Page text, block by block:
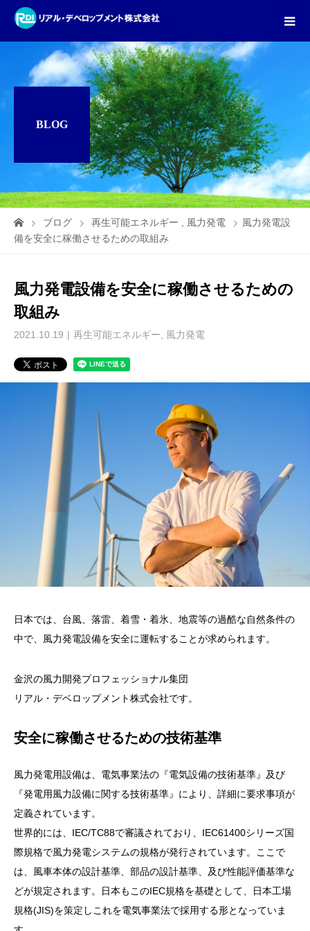
BLOG
ブログ 再生可能エネルギー 風力発電
風力発電設
備を安全に稼働させるための取組み
風力発電設備を安全に稼働させるための
取組み
2021.10.19 再生可能エネルギー 風力発電
日本では、台風、落雷、着雪・着氷、地震等の過酷な自然条件の
中で、風力発電設備を安全に運転することが求められます。
金沢の風力開発プロフェッショナル集団
リアル・デベロップメント株式会社です。
安全に稼働させるための技術基準
風力発電用設備は、電気事業法の『電気設備の技術基準』及び
『発電用風力設備に関する技術基準』により、詳細に要求事項が
定義されています。
世界的には、IEC/TC88で審議されており、IEC61400シリーズ国
際規格で風力発電システムの規格が発行されています。ここで
は、風車本体の設計基準、部品の設計基準、及び性能評価基準な
どが規定されます。日本もこのIEC規格を基礎として、日本工場
規格(JIS)を策定しこれを電気事業法で採用する形となっていま